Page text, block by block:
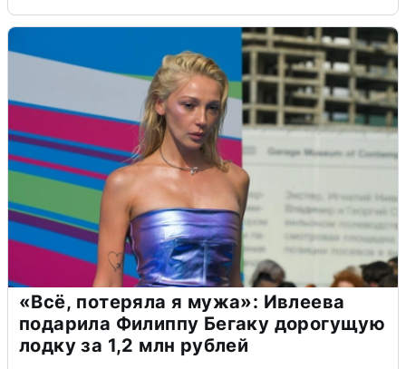
«Всё, потеряла я мужа»: Ивлеева
подарила Филиппу Бегаку дорогущую
лодку за 1,2 млн рублей